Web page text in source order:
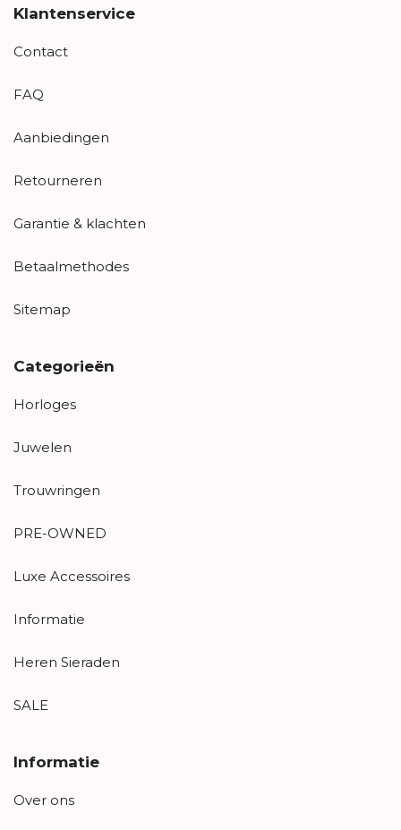
Klantenservice
Contact
FAQ
Aanbiedingen
Retourneren
Garantie & klachten
Betaalmethodes
Sitemap
Categorieën
Horloges
Juwelen
Trouwringen
PRE-OWNED
Luxe Accessoires
Informatie
Heren Sieraden
SALE
Informatie
Over ons